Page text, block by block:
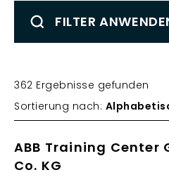
FILTER
362 Ergebnisse gefunden
Sortierung nach:
ABB Training Center
Co. KG